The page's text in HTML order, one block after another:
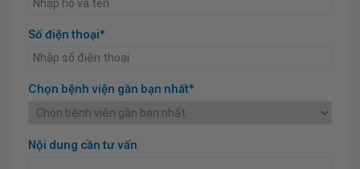
Số điện thoại*
Chọn bệnh viện gần bạn nhất*
Nội dung cần tư vấn